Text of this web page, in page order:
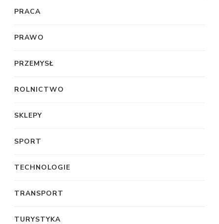
PRACA
PRAWO
PRZEMYSŁ
ROLNICTWO
SKLEPY
SPORT
TECHNOLOGIE
TRANSPORT
TURYSTYKA